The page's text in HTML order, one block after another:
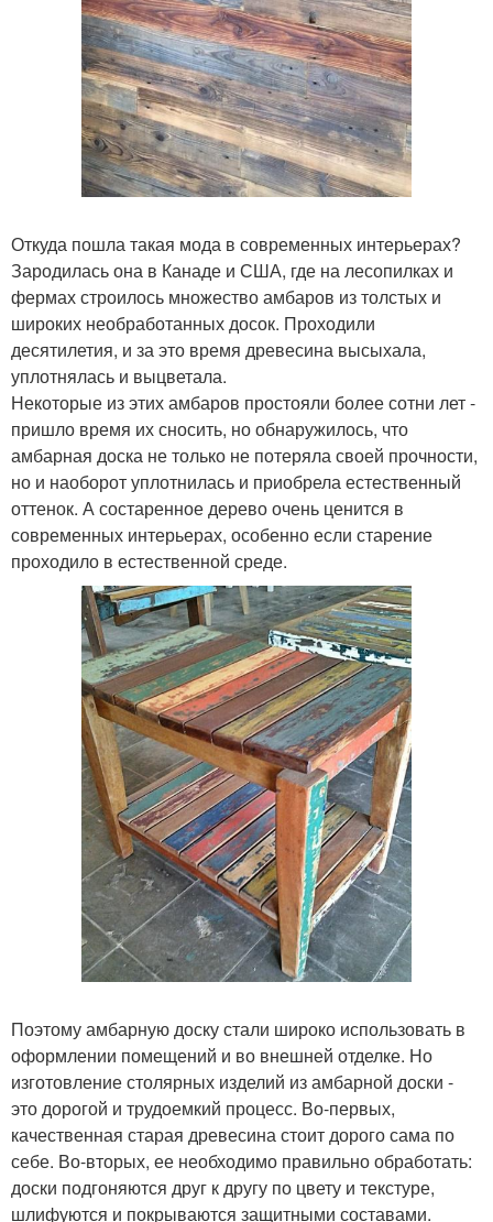
Откуда пошла такая мода в современных интерьерах?
Зародилась она в Канаде и США, где на лесопилках и
фермах строилось множество амбаров из толстых и
широких необработанных досок. Проходили
десятилетия, и за это время древесина высыхала,
уплотнялась и выцветала.
Некоторые из этих амбаров простояли более сотни лет -
пришло время их сносить, но обнаружилось, что
амбарная доска не только не потеряла своей прочности,
но и наоборот уплотнилась и приобрела естественный
оттенок. А состаренное дерево очень ценится в
современных интерьерах, особенно если старение
проходило в естественной среде.
Поэтому амбарную доску стали широко использовать в
оформлении помещений и во внешней отделке. Но
изготовление столярных изделий из амбарной доски -
это дорогой и трудоемкий процесс. Во-первых,
качественная старая древесина стоит дорого сама по
себе. Во-вторых, ее необходимо правильно обработать:
доски подгоняются друг к другу по цвету и текстуре,
шлифуются и покрываются защитными составами.